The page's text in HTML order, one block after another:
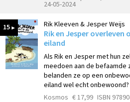
24-05-2024
15 Rik Kleeven & Jesper Weijs
Rik en Jesper overleven
eiland
Als Rik en Jesper met hun
meedoen aan de befaamde
belanden ze op een
eiland wel echt onbewoond?
Kosmos € 17,99 ISBN